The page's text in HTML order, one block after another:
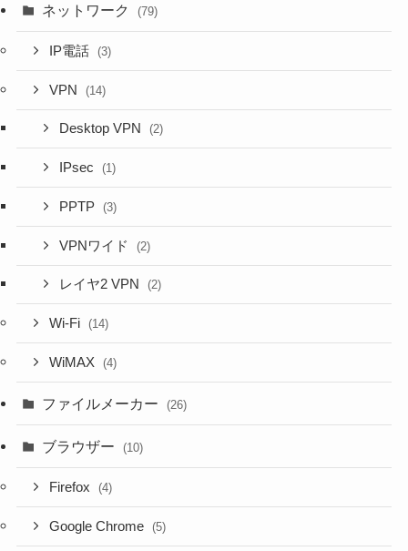
ネットワーク (79)
IP電話 (3)
VPN (14)
Desktop VPN (2)
IPsec (1)
PPTP (3)
VPNワイド (2)
レイヤ2 VPN (2)
Wi-Fi (14)
WiMAX (4)
ファイルメーカー (26)
ブラウザー (10)
Firefox (4)
Google Chrome (5)